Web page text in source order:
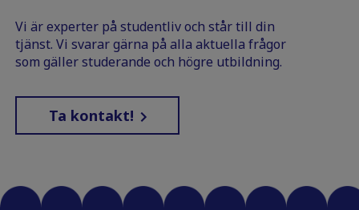
Vi är experter på studentliv och står till din
tjänst. Vi svarar gärna på alla aktuella frågor
som gäller studerande och högre utbildning.
Ta kontakt!